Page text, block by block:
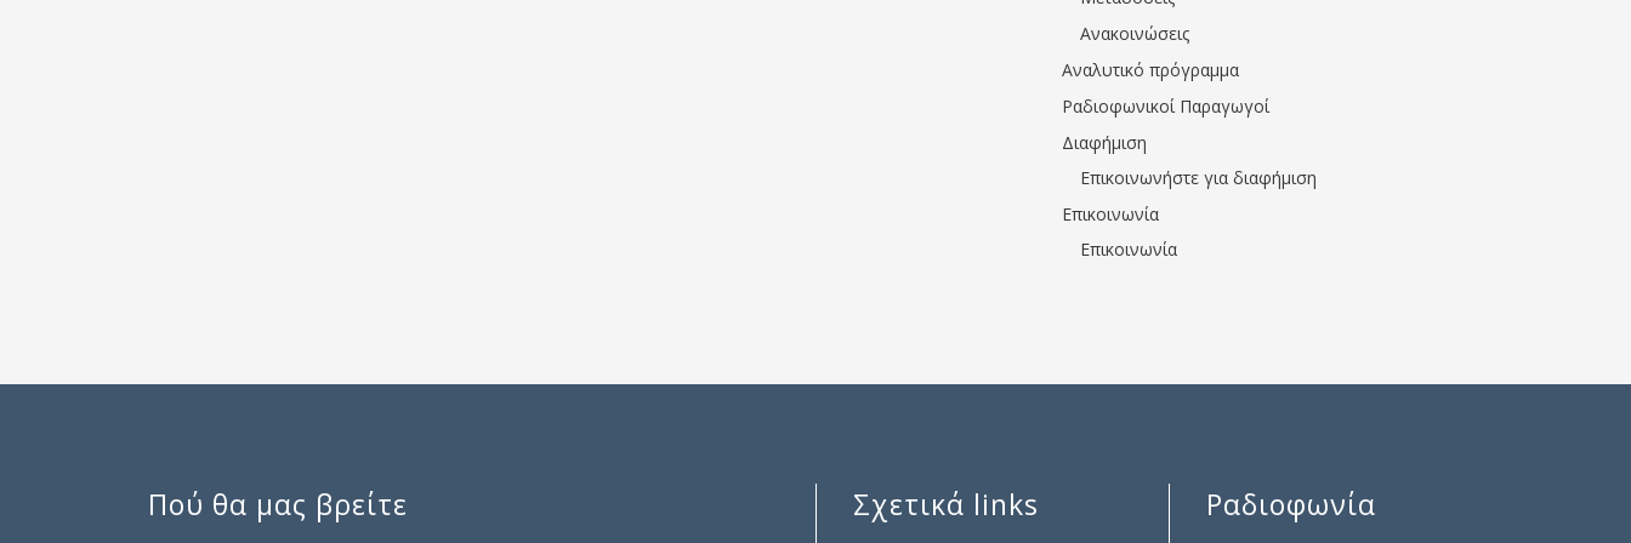
Ανακοινώσεις
Αναλυτικό πρόγραμμα
Ραδιοφωνικοί Παραγωγοί
Διαφήμιση
Επικοινωνήστε για διαφήμιση
Επικοινωνία
Επικοινωνία
Πού θα μας βρείτε Σχετικά links Ραδιοφωνία